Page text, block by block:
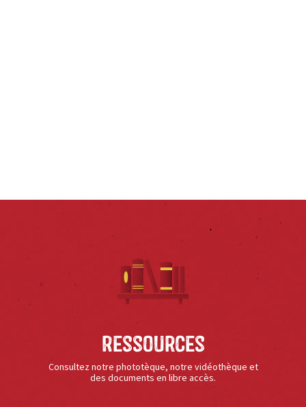
Ressources
Consultez notre phototèque, notre vidéothèque et
des documents en libre accès.